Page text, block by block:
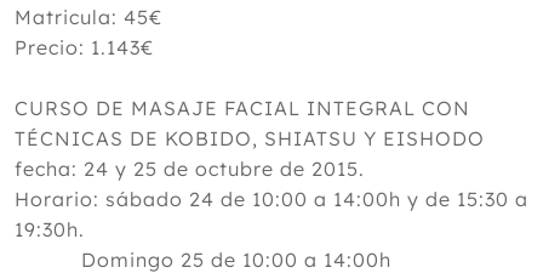
Matricula: 45€
Precio: 1.143€
CURSO DE MASAJE FACIAL INTEGRAL CON
TÉCNICAS DE KOBIDO, SHIATSU Y EISHODO
fecha: 24 y 25 de octubre de 2015.
Horario: sábado 24 de 10:00 a 14:00h y de 15:30 a
19:30h.
Domingo 25 de 10:00 a 14:00h